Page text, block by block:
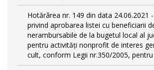
Hotărârea nr. 149 din data 24.06.2021
privind aprobarea listei cu beneficiarii
nerambursabile de la bugetul local al
pentru activităţi nonprofit de interes
cult, conform Legii nr.350/2005, pentru